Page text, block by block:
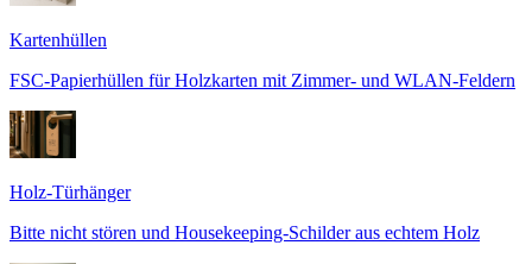
Kartenhüllen
FSC-Papierhüllen für Holzkarten mit Zimmer- und WLAN-Feldern
Holz-Türhänger
Bitte nicht stören und Housekeeping-Schilder aus echtem Holz